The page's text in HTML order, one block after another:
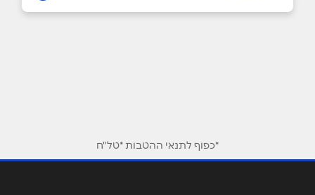
באתר בפייסבוק באינסטגרם
*כפוף לתנאי ההטבות *טל"ח